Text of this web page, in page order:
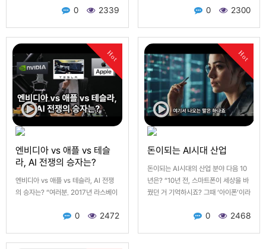
“곧 우리 집 거실에 로봇이 함께 살게
0 2339
대 초반, 미국에서 ‘자율주행 트럭’이 실
0 2300
Hot
엔비디아 vs 애플 vs 테슬
라, AI 전쟁의 승자는?
엔비디아 vs 애플 vs 테슬라, AI 전쟁
의 승자는? “여러분, 2017년 라스베이
진 작은 해프닝을 아시나요? 엔비디아
0 2472
Hot
돈이되는 AI시대 산업
돈이되는 AI시대의 산업 분야 다음 10
년은? “10년 전, 스마트폰이 세상을 바
꿨던 거 기억하시죠? 그때 ‘아이폰’이라
고?’ 하고 고개를 …
0 2468